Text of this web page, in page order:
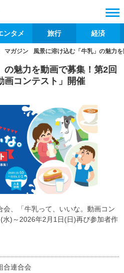
ンタメ 旅行 経済
マガジン 風景に溶け込む「牛乳」の魅力
の魅力を動画で募集！第2回
画コンテスト」開催
、「牛乳って、いいな。動画コン
)～2026年2月1日(日)再び参加者作
合連合会